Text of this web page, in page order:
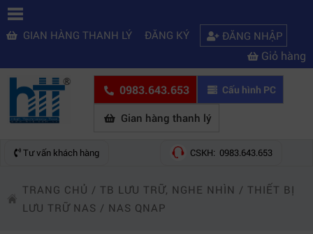
GIAN HÀNG THANH LÝ ĐĂNG KÝ ĐĂNG NHẬP
Giỏ hàng
0983.643.653 Cấu hình PC
Gian hàng thanh lý
Tư vấn khách hàng CSKH: 0983.643.653
TRANG CHỦ / TB LƯU TRỮ, NGHE NHÌN / THIẾT BỊ
LƯU TRỮ NAS / NAS QNAP